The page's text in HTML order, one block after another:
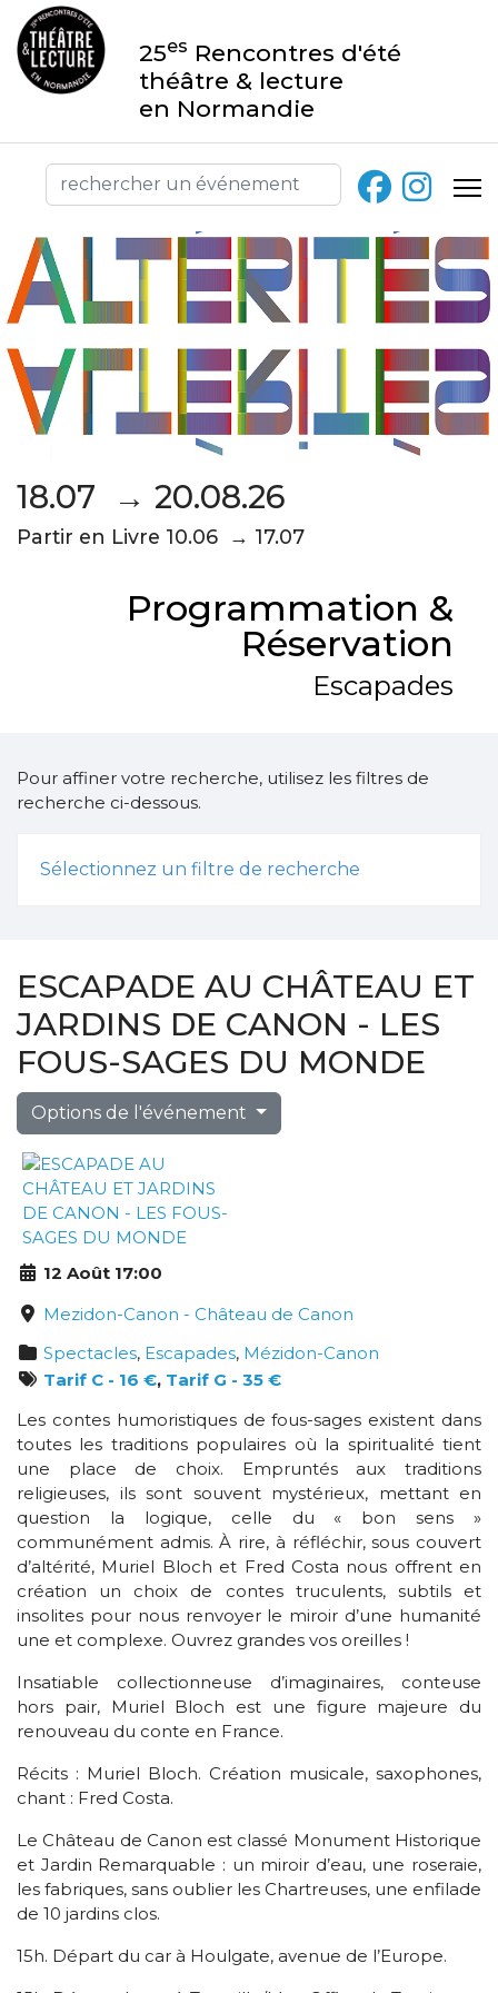
25es Rencontres d'été
théâtre & lecture
en Normandie
18.07 → 20.08.26
Partir en Livre 10.06 → 17.07
Programmation &
Réservation
Escapades
Pour affiner votre recherche, utilisez les filtres de
recherche ci-dessous.
Sélectionnez un filtre de recherche
ESCAPADE AU CHÂTEAU ET
JARDINS DE CANON - LES
FOUS-SAGES DU MONDE
Options de l'événement
12 Août 17:00
Mezidon-Canon - Château de Canon
Spectacles, Escapades, Mézidon-Canon
Tarif C - 16 €, Tarif G - 35 €
Les contes humoristiques de fous-sages existent dans
toutes les traditions populaires où la spiritualité tient
une place de choix. Empruntés aux traditions
religieuses, ils sont souvent mystérieux, mettant en
question la logique, celle du « bon sens »
communément admis. À rire, à réfléchir, sous couvert
d’altérité, Muriel Bloch et Fred Costa nous offrent en
création un choix de contes truculents, subtils et
insolites pour nous renvoyer le miroir d’une humanité
une et complexe. Ouvrez grandes vos oreilles !
Insatiable collectionneuse d’imaginaires, conteuse
hors pair, Muriel Bloch est une figure majeure du
renouveau du conte en France.
Récits : Muriel Bloch. Création musicale, saxophones,
chant : Fred Costa.
Le Château de Canon est classé Monument Historique
et Jardin Remarquable : un miroir d’eau, une roseraie,
les fabriques, sans oublier les Chartreuses, une enfilade
de 10 jardins clos.
15h. Départ du car à Houlgate, avenue de l’Europe.